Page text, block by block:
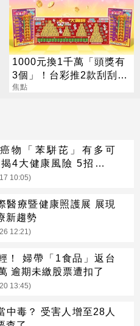
1000元換1千萬「頭獎有
3個」！台彩推2款刮刮樂
總獎金逾33億
焦點
物「苯駢芘」有多可
4大健康風險 5招降低
10:05)
醫療暨健康照護展 展現
新趨勢
12:21)
！ 婦帶「1食品」返台
逾期未繳股票遭扣了
13:45)
中毒？ 受害人增至28人